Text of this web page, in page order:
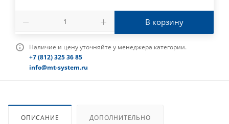
В корзину
Наличие и цену уточняйте у менеджера категории.
+7 (812) 325 36 85
info@mt-system.ru
ОПИСАНИЕ ДОПОЛНИТЕЛЬНО